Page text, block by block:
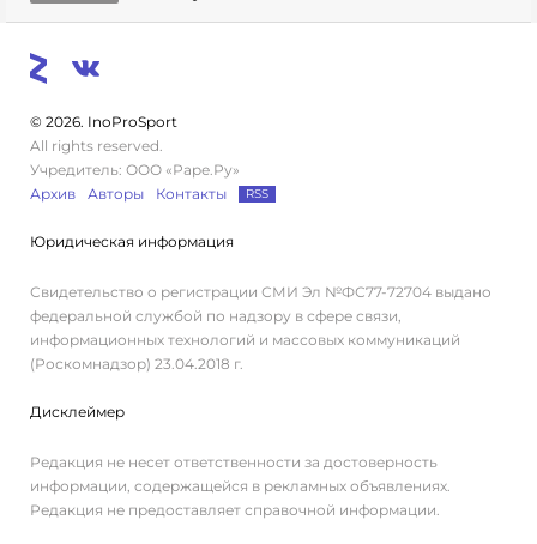
© 2026. InoProSport
All rights reserved.
Учредитель: ООО «Раре.Ру»
Архив
Авторы Контакты RSS
Юридическая информация
Свидетельство о регистрации СМИ Эл №ФС77-72704 выдано
федеральной службой по надзору в сфере связи,
информационных технологий и массовых коммуникаций
(Роскомнадзор) 23.04.2018 г.
Дисклеймер
Редакция не несет ответственности за достоверность
информации, содержащейся в рекламных объявлениях.
Редакция не предоставляет справочной информации.